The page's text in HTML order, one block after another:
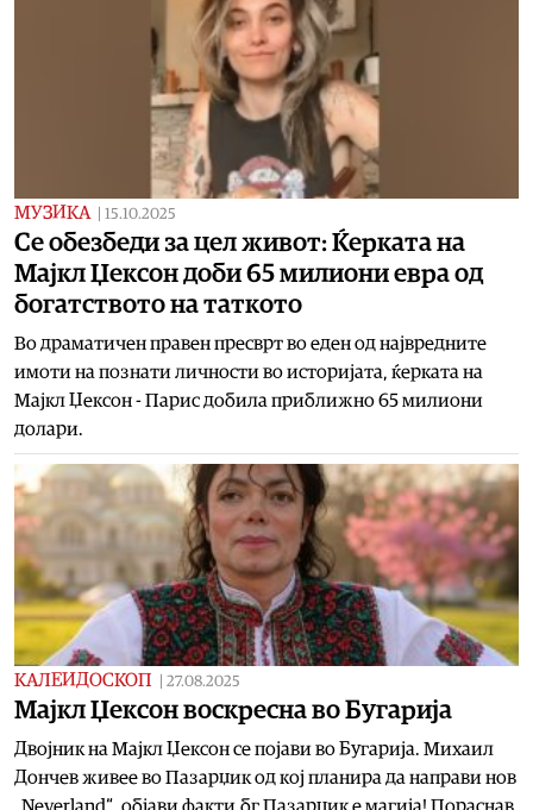
МУЗИКА 15.10.2025
Се обезбеди за цел живот: Ќерката на
Мајкл Џексон доби 65 милиони евра од
богатството на таткото
Во драматичен правен пресврт во еден од највредните
имоти на познати личности во историјата, ќерката на
Мајкл Џексон - Парис добила приближно 65 милиони
долари.
КАЛЕИДОСКОП 27.08.2025
Мајкл Џексон воскресна во Бугарија
Двојник на Мајкл Џексон се појави во Бугарија. Михаил
Дончев живее во Пазарџик од кој планира да направи нов